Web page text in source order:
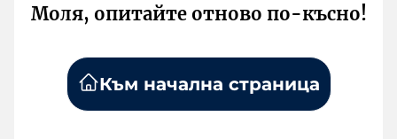
Моля, опитайте отново по-късно!
Към начална страница